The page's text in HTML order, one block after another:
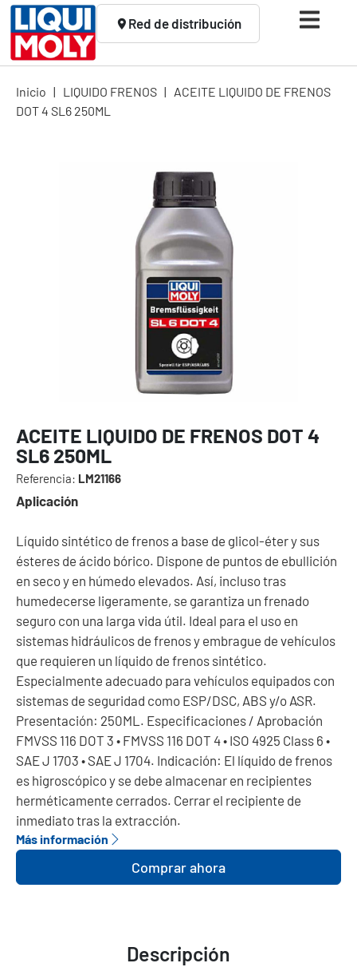
Red de distribución
Inicio | LIQUIDO FRENOS | ACEITE LIQUIDO DE FRENOS
DOT 4 SL6 250ML
ACEITE LIQUIDO DE FRENOS DOT 4
SL6 250ML
Referencia: LM21166
Aplicación
Líquido sintético de frenos a base de glicol-éter y sus
ésteres de ácido bórico. Dispone de puntos de ebullición
en seco y en húmedo elevados. Así, incluso tras
humedecerse ligeramente, se garantiza un frenado
seguro con una larga vida útil. Ideal para el uso en
sistemas hidráulicos de frenos y embrague de vehículos
que requieren un líquido de frenos sintético.
Especialmente adecuado para vehículos equipados con
sistemas de seguridad como ESP/DSC, ABS y/o ASR.
Presentación: 250ML. Especificaciones / Aprobación
FMVSS 116 DOT 3 • FMVSS 116 DOT 4 • ISO 4925 Class 6 •
SAE J 1703 • SAE J 1704. Indicación: El líquido de frenos
es higroscópico y se debe almacenar en recipientes
herméticamente cerrados. Cerrar el recipiente de
inmediato tras la extracción.
Más información
Comprar ahora
Descripción